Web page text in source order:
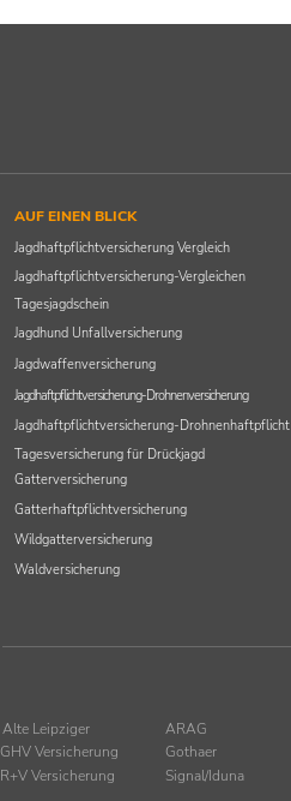
AUF EINEN BLICK
Jagdhaftpflichtversicherung Vergleich
Jagdhaftpflichtversicherung-Vergleichen
Tagesjagdschein
Jagdhund Unfallversicherung
Jagdwaffenversicherung
Jagdhaftpflichtversicherung-Drohnenversicherung
Jagdhaftpflichtversicherung-Drohnenhaftpflicht
Tagesversicherung für Drückjagd
Gatterversicherung
Gatterhaftpflichtversicherung
Wildgatterversicherung
Waldversicherung
Alte Leipziger ARAG
GHV Versicherung
Gothaer
R+V Versicherung
Signal/Iduna